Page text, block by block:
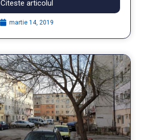
Citeste articolul
martie 14, 2019